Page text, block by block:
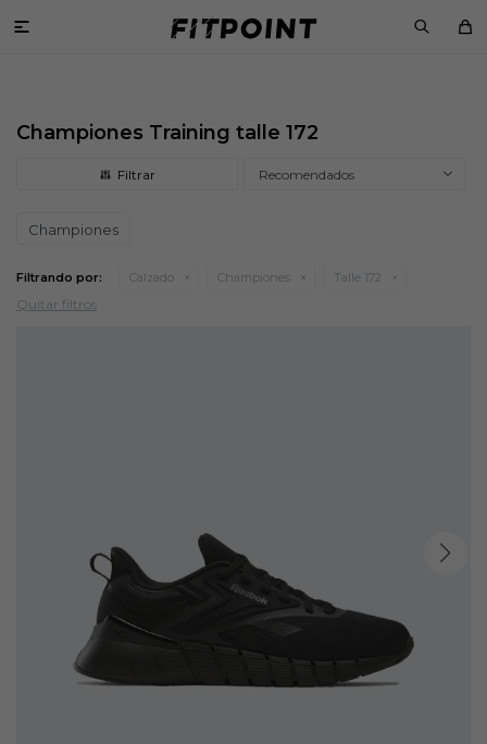

Championes Training talle 172
Recomendados
Championes
Filtrando por: Calzado Championes Talle 172
Quitar filtros